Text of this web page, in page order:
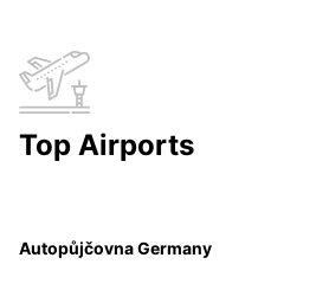
Top Airports
Autopůjčovna Germany